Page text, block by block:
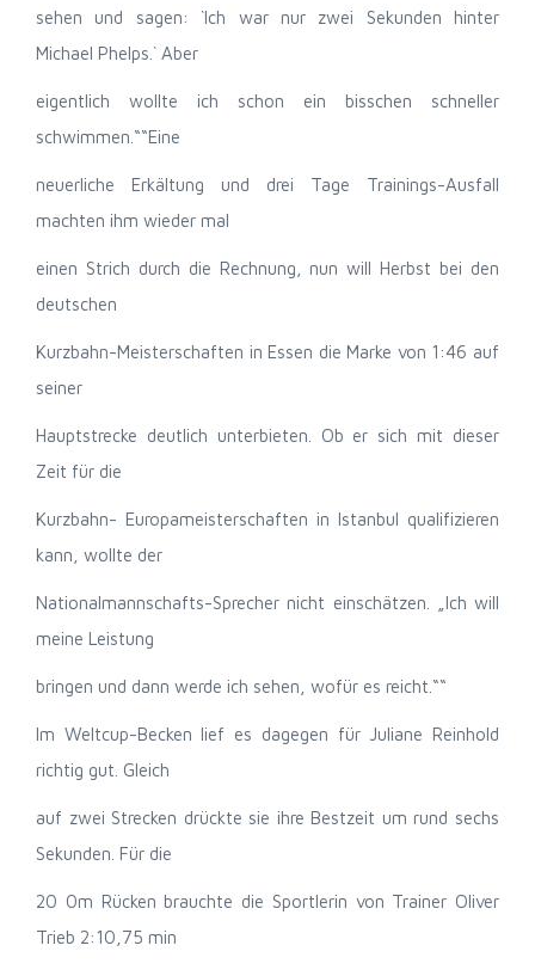
sehen und sagen: `Ich war nur zwei Sekunden hinter
Michael Phelps.` Aber
eigentlich wollte ich schon ein bisschen schneller
schwimmen.““Eine
neuerliche Erkältung und drei Tage Trainings-Ausfall
machten ihm wieder mal
einen Strich durch die Rechnung, nun will Herbst bei den
deutschen
Kurzbahn-Meisterschaften in Essen die Marke von 1:46 auf
seiner
Hauptstrecke deutlich unterbieten. Ob er sich mit dieser
Zeit für die
Kurzbahn- Europameisterschaften in Istanbul qualifizieren
kann, wollte der
Nationalmannschafts-Sprecher nicht einschätzen. „Ich will
meine Leistung
bringen und dann werde ich sehen, wofür es reicht.““
Im Weltcup-Becken lief es dagegen für Juliane Reinhold
richtig gut. Gleich
auf zwei Strecken drückte sie ihre Bestzeit um rund sechs
Sekunden. Für die
20 0m Rücken brauchte die Sportlerin von Trainer Oliver
Trieb 2:10,75 min